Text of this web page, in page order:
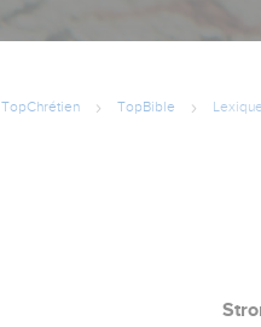
TopChrétien TopBible